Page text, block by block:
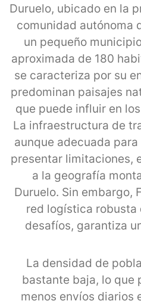
Duruelo, ubicado en la
comunidad autónoma
un pequeño
aproximada de 180
se caracteriza por su
predominan paisajes
que puede influir en
La infraestructura de
aunque adecuada
presentar limitaciones,
a la geografía
Duruelo. Sin embargo,
red logística robusta
desafíos, garantiza
La densidad de
bastante baja, lo que
menos envíos diarios